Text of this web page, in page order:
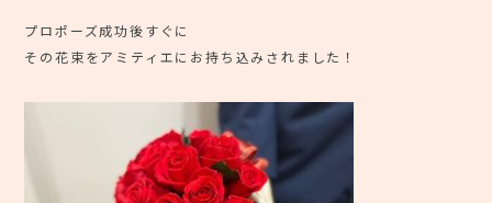
プロポーズ成功後すぐに
その花束をアミティエにお持ち込みされました！